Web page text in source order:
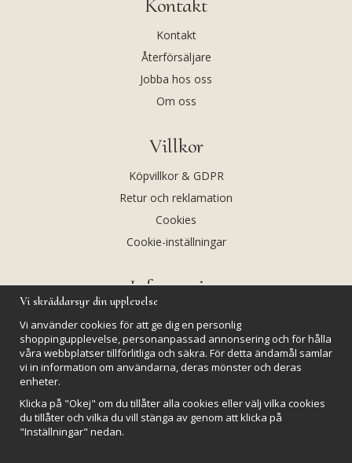
Kontakt
Återförsäljare
Jobba hos oss
Om oss
Villkor
Köpvillkor & GDPR
Retur och reklamation
Cookies
Cookie-inställningar
Information
Kalendarium
Nyheter
Kristaller och fairtrade
Rena & Ladda kristaller
Vi skräddarsyr din upplevelse
Vi använder cookies för att ge dig en personlig
shoppingupplevelse, personanpassad annonsering och för hålla
våra webbplatser tillförlitliga och säkra. För detta ändamål samlar
vi in information om användarna, deras mönster och deras
enheter.
Klicka på "Okej" om du tillåter alla cookies eller välj vilka cookies
du tillåter och vilka du vill stänga av genom att klicka på
"Inställningar" nedan.